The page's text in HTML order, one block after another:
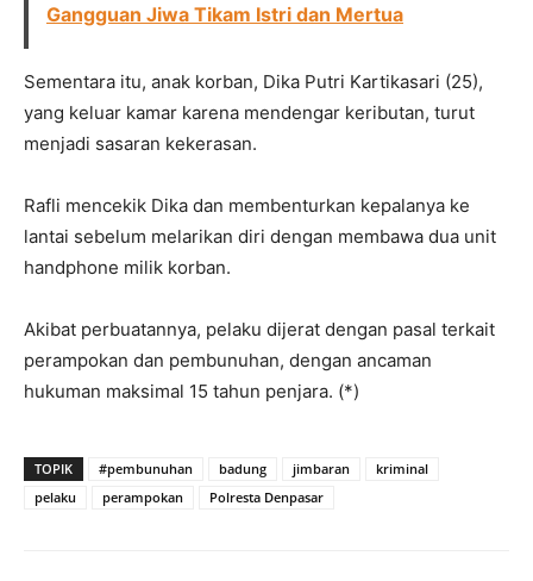
Gangguan Jiwa Tikam Istri dan Mertua
Sementara itu, anak korban, Dika Putri Kartikasari (25),
yang keluar kamar karena mendengar keributan, turut
menjadi sasaran kekerasan.
Rafli mencekik Dika dan membenturkan kepalanya ke
lantai sebelum melarikan diri dengan membawa dua unit
handphone milik korban.
Akibat perbuatannya, pelaku dijerat dengan pasal terkait
perampokan dan pembunuhan, dengan ancaman
hukuman maksimal 15 tahun penjara. (*)
TOPIK #pembunuhan badung jimbaran
kriminal
pelaku
perampokan Polresta Denpasar